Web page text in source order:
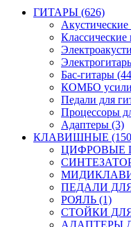
ГИТАРЫ (626)
Классические
Бас-гитары
КОМБО
Педали для
Процессоры
Адаптеры (3)
КЛАВИШНЫЕ
ЦИФРОВЫЕ
ПЕДАЛИ
РОЯЛЬ (1)
СТОЙКИ
АДАПТЕРЫ